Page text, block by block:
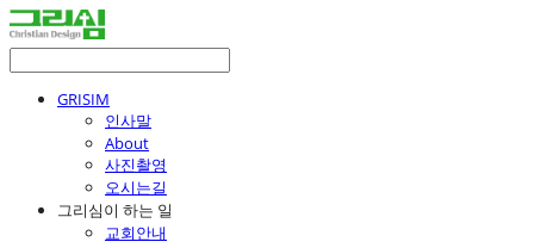
GRISIM
인사말
About
사진촬영
오시는길
그리심이 하는 일
교회안내